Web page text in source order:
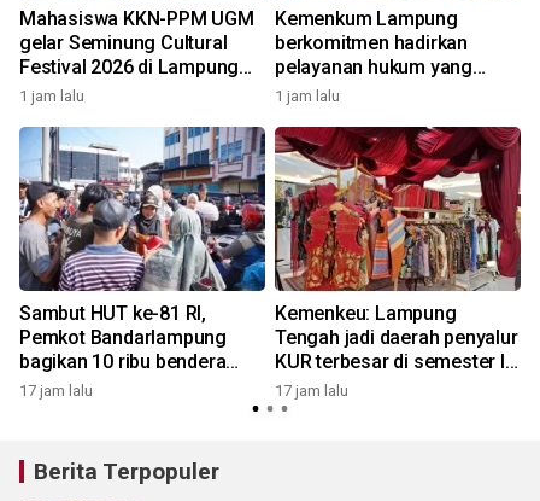
Mahasiswa KKN-PPM UGM
gelar Seminung Cultural
Festival 2026 di Lampung
Barat
1 jam lalu
Kemenkum Lampung
berkomitmen hadirkan
pelayanan hukum yang
bermanfaat bagi
1 jam lalu
Sambut HUT ke-81 RI,
Pemkot Bandarlampung
bagikan 10 ribu bendera
Merah Putih
17 jam lalu
Kemenkeu: Lampung
Tengah jadi daerah penyalur
KUR terbesar di semester I
2026
17 jam lalu
Berita Terpopuler